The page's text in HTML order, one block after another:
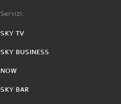
Servizi:
SKY TV
SKY BUSINESS
NOW
SKY BAR